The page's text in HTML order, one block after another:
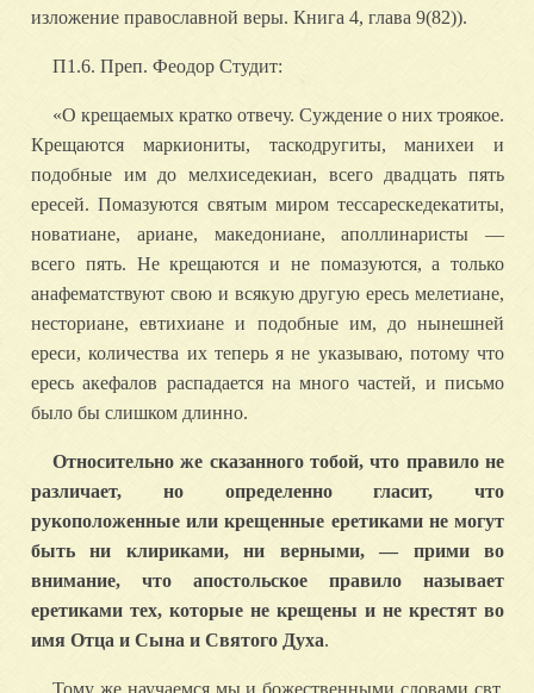
изложение православной веры. Книга 4, глава 9(82)).
П1.6. Преп. Феодор Студит:
«О крещаемых кратко отвечу. Суждение о них троякое.
Крещаются маркиониты, таскодругиты, манихеи и
подобные им до мелхиседекиан, всего двадцать пять
ересей. Помазуются святым миром тессарескедекатиты,
новатиане, ариане, македониане, аполлинаристы —
всего пять. Не крещаются и не помазуются, а только
анафематствуют свою и всякую другую ересь мелетиане,
несториане, евтихиане и подобные им, до нынешней
ереси, количества их теперь я не указываю, потому что
ересь акефалов распадается на много частей, и письмо
было бы слишком длинно.
Относительно же сказанного тобой, что правило не
различает, но определенно гласит, что
рукоположенные или крещенные еретиками не могут
быть ни клириками, ни верными, — прими во
внимание, что апостольское правило называет
еретиками тех, которые не крещены и не крестят во
имя Отца и Сына и Святого Духа.